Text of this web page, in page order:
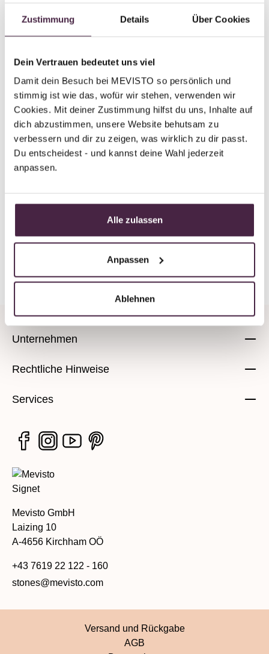
Zustimmung Details Über Cookies
Dein Vertrauen bedeutet uns viel
Damit dein Besuch bei MEVISTO so persönlich und
stimmig ist wie das, wofür wir stehen, verwenden wir
Cookies. Mit deiner Zustimmung hilfst du uns, Inhalte auf
dich abzustimmen, unsere Website behutsam zu
verbessern und dir zu zeigen, was wirklich zu dir passt.
Du entscheidest - und kannst deine Wahl jederzeit
anpassen.
Alle zulassen
Anpassen
Ablehnen
E-Mail senden
Partner ohne Zertifizierung
Humanbestattung
Bestattungsintitut der Stadt Karlsruhe
Haid-und-Neu-Straße 39A
76131 Karlsruhe
Deutschland
Zurück zur Übersicht
Unternehmen
Rechtliche Hinweise
Services
Mevisto GmbH
Laizing 10
A-4656 Kirchham OÖ
+43 7619 22 122 - 160
stones@mevisto.com
Versand und Rückgabe
AGB